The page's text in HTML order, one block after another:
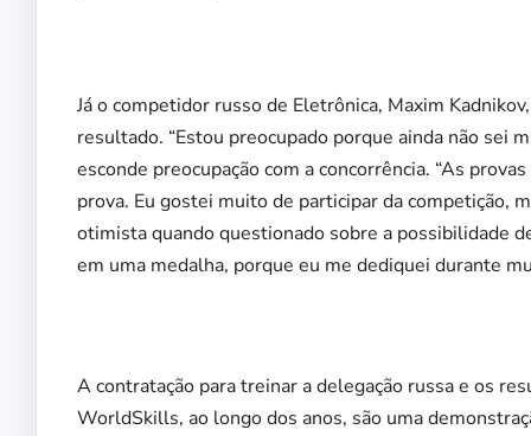
Já o competidor russo de Eletrônica, Maxim
resultado. “Estou preocupado porque ainda não sei
esconde preocupação com a concorrência. “As
prova. Eu gostei muito de participar da competição,
otimista quando questionado sobre a possibilidade
em uma medalha, porque eu me dediquei durante
A contratação para treinar a delegação russa e os
WorldSkills, ao longo dos anos, são uma